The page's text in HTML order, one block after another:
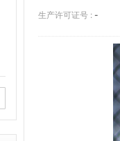
生产许可证号 : -